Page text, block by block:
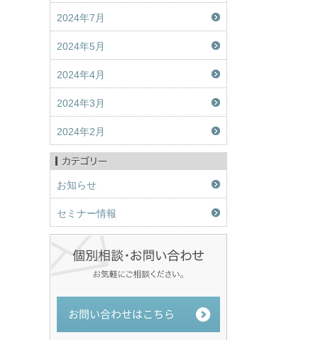
2024年7月
2024年5月
2024年4月
2024年3月
2024年2月
お知らせ
セミナー情報